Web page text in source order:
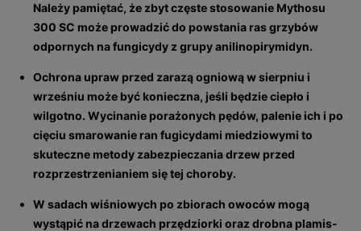
Należy pamiętać, że zbyt częste stosowanie Mythosu
300 SC może prowadzić do powstania ras grzybów
odpornych na fungicydy z grupy anilinopirymidyn.
Ochrona upraw przed zarazą ogniową w sierpniu i
wrześniu może być konieczna, jeśli będzie ciepło i
wilgotno. Wycinanie porażonych pędów, palenie ich i po
cięciu smarowanie ran fugicydami miedziowymi to
skuteczne metody zabezpieczania drzew przed
rozprzestrzenianiem się tej choroby.
W sadach wiśniowych po zbiorach owoców mogą
wystąpić na drzewach przędziorki oraz drobna plamis­